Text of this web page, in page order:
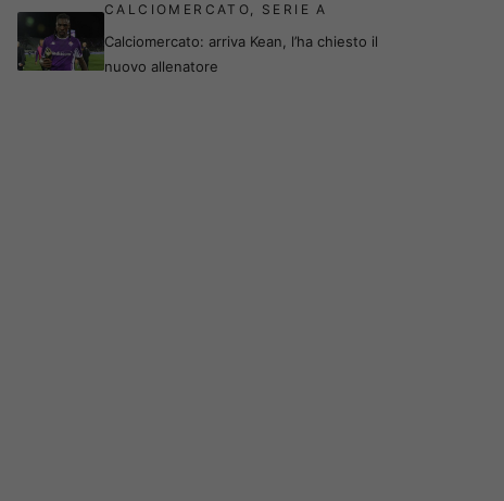
CALCIOMERCATO, SERIE A
Calciomercato: arriva Kean, l’ha chiesto il
nuovo allenatore